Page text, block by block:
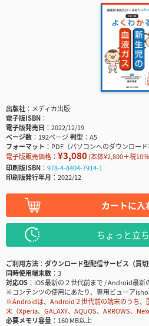
出版社
メディカ出版
電子版ISBN
電子版発売日
2022/12/19
ページ数
192ページ判型
A5
フォーマット
PDF（パソコンへのダウンロード
電子版販売価格： ¥3,080(本体¥2,800＋税10
印刷版ISBN
978-4-8404-7914-1
印刷版発行年月
2022/12
カートに入
ちょっと立
ご利用方法
ダウンロード型配信サービス（買切
同時使用端末数
3
対応OS
iOS最新の２世代前まで / Android最新
※コンテンツの使用にあたり、専用ビューア
※Androidは、Android２世代前の端末のうち、
末（Xperia、GALAXY、AQUOS、ARROWS、
必要メモリ容量
160 MB以上